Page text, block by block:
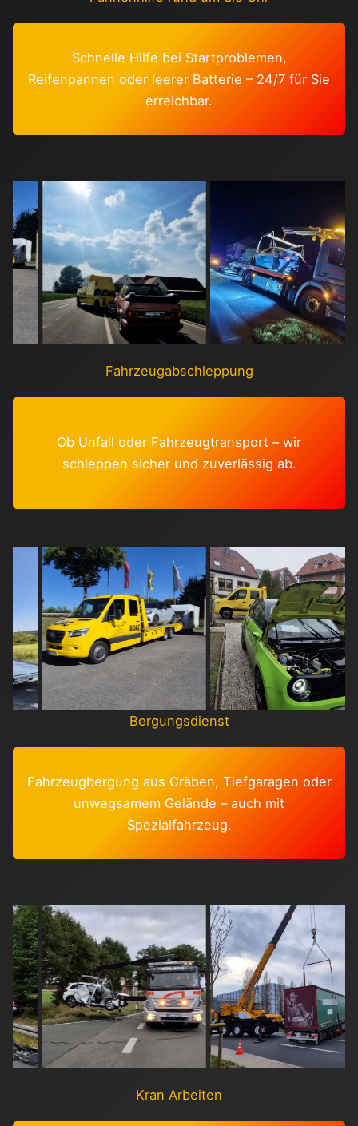
Schnelle Hilfe bei Startproblemen,
Reifenpannen oder leerer Batterie – 24/7 für Sie
erreichbar.
Fahrzeugabschleppung
Ob Unfall oder Fahrzeugtransport – wir
schleppen sicher und zuverlässig ab.
Bergungsdienst
Fahrzeugbergung aus Gräben, Tiefgaragen oder
unwegsamem Gelände – auch mit
Spezialfahrzeug.
Kran Arbeiten